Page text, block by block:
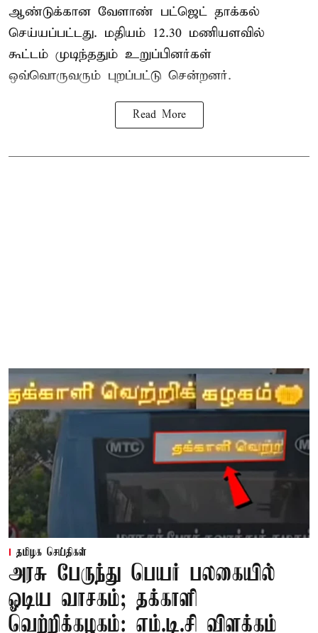
ஆண்டுக்கான வேளாண் பட்ஜெட் தாக்கல்
செய்யப்பட்டது. மதியம் 12.30 மணியளவில்
கூட்டம் முடிந்ததும் உறுப்பினர்கள்
ஒவ்வொருவரும் புறப்பட்டு சென்றனர்.
Read More
தமிழக செய்திகள்
அரசு பேருந்து பெயர் பலகையில்
ஓடிய வாசகம்; தக்காளி
வெற்றிக்கழகம்: எம்.டி.சி விளக்கம்